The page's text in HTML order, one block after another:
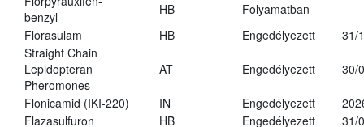
benzyl
HB Folyamatban
-
Florasulam
HB Engedélyezett
31/
Straight Chain
Lepidopteran
Pheromones
AT Engedélyezett 30/
Flonicamid (IKI-220) IN Engedélyezett
Flazasulfuron
HB Engedélyezett
31/